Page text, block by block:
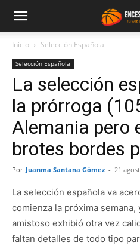
Inicio Selección Española
Selección Española
La selección
la prórroga
Alemania pero
brotes bordes
Por Juanma Santana Gómez - 21
La selección española va
comienza la próxima
amistoso exhibió otra vez
faltan detalles de todo tipo